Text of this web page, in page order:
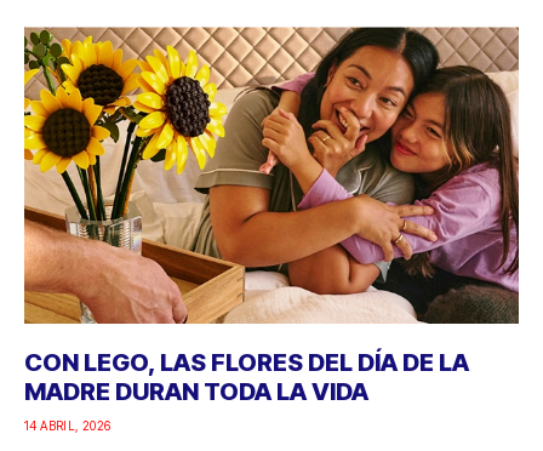
CON LEGO, LAS FLORES DEL DÍA DE LA
MADRE DURAN TODA LA VIDA
14 ABRIL, 2026